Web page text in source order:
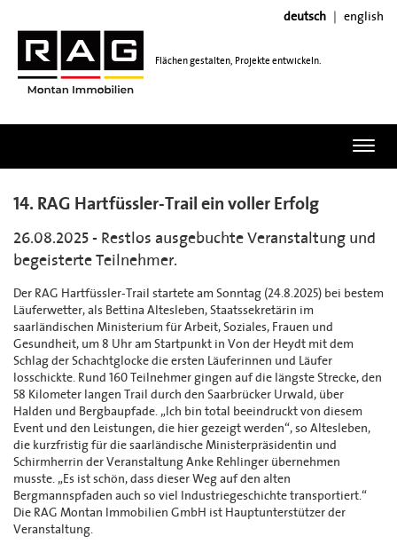
deutsch english
Flächen gestalten, Projekte entwickeln.
14. RAG Hartfüssler-Trail ein voller Erfolg
26.08.2025 - Restlos ausgebuchte Veranstaltung und
begeisterte Teilnehmer.
Der RAG Hartfüssler-Trail startete am Sonntag (24.8.2025) bei bestem
Läuferwetter, als Bettina Altesleben, Staatssekretärin im
saarländischen Ministerium für Arbeit, Soziales, Frauen und
Gesundheit, um 8 Uhr am Startpunkt in Von der Heydt mit dem
Schlag der Schachtglocke die ersten Läuferinnen und Läufer
losschickte. Rund 160 Teilnehmer gingen auf die längste Strecke, den
58 Kilometer langen Trail durch den Saarbrücker Urwald, über
Halden und Bergbaupfade. „Ich bin total beeindruckt von diesem
Event und den Leistungen, die hier gezeigt werden“, so Altesleben,
die kurzfristig für die saarländische Ministerpräsidentin und
Schirmherrin der Veranstaltung Anke Rehlinger übernehmen
musste. „Es ist schön, dass dieser Weg auf den alten
Bergmannspfaden auch so viel Industriegeschichte transportiert.“
Die RAG Montan Immobilien GmbH ist Hauptunterstützer der
Veranstaltung.